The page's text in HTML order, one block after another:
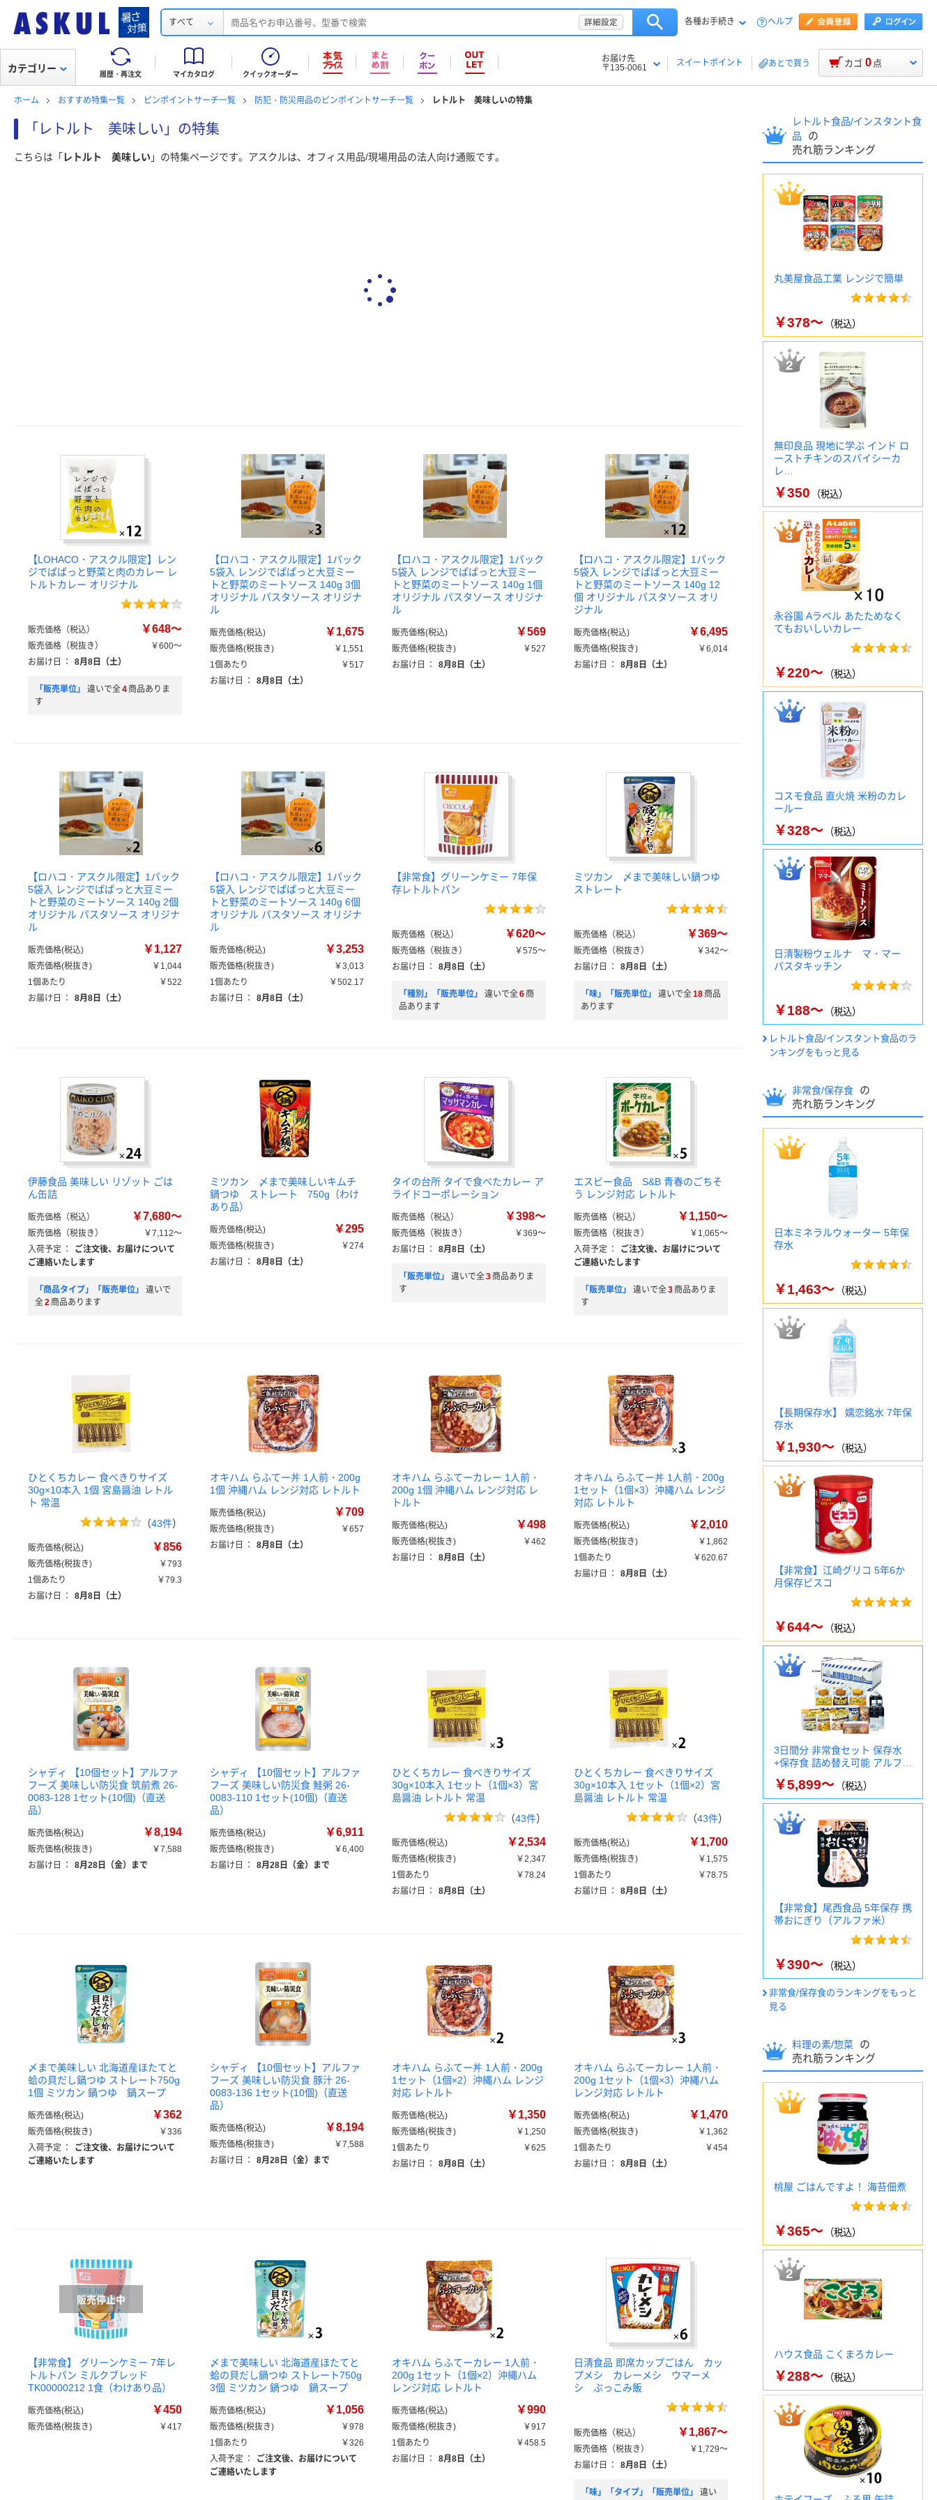
すべて 詳細設定 各種お手続き ヘルプ
履歴・再注文 マイカタログ クイックオーダー
お届け先
〒135-0061
スイートポイント あとで買う
カテゴリー カゴ 0 点
ホーム おすすめ特集一覧 ピンポイントサーチ一覧 防犯・防災用品のピンポイントサーチ一覧 レトルト 美味しいの特集
「レトルト 美味しい」の特集
こちらは「 レトルト 美味しい 」の特集ページです。アスクルは、オフィス用品/現場用品の法人向け通販です。
【LOHACO・アスクル限定】レン
ジでぱぱっと野菜と肉のカレー レ
トルトカレー オリジナル
販売価格（税込） ￥648～
販売価格（税抜き）
￥600～
お届け日
： 8月8日（土）
「販売単位」 違いで全4 商品ありま
す
【ロハコ・アスクル限定】1パック
5袋入 レンジでぱぱっと大豆ミー
トと野菜のミートソース 140g 3個
オリジナル パスタソース オリジナ
ル
販売価格(税込) ￥1,675
販売価格(税抜き)
￥1,551
1個あたり
￥517
お届け日
： 8月8日（土）
【ロハコ・アスクル限定】1パック
5袋入 レンジでぱぱっと大豆ミー
トと野菜のミートソース 140g 1個
オリジナル パスタソース オリジナ
ル
販売価格(税込) ￥569
販売価格(税抜き)
￥527
お届け日
： 8月8日（土）
【ロハコ・アスクル限定】1パック
5袋入 レンジでぱぱっと大豆ミー
トと野菜のミートソース 140g 12
個 オリジナル パスタソース オリ
ジナル
販売価格(税込) ￥6,495
販売価格(税抜き)
￥6,014
お届け日
： 8月8日（土）
【ロハコ・アスクル限定】1パック
5袋入 レンジでぱぱっと大豆ミー
トと野菜のミートソース 140g 2個
オリジナル パスタソース オリジナ
ル
販売価格(税込) ￥1,127
販売価格(税抜き)
￥1,044
1個あたり
￥522
お届け日
： 8月8日（土）
【ロハコ・アスクル限定】1パック
5袋入 レンジでぱぱっと大豆ミー
トと野菜のミートソース 140g 6個
オリジナル パスタソース オリジナ
ル
販売価格(税込) ￥3,253
販売価格(税抜き)
￥3,013
1個あたり
￥502.17
お届け日
： 8月8日（土）
【非常食】グリーンケミー 7年保
存レトルトパン
販売価格（税込） ￥620～
販売価格（税抜き）
￥575～
お届け日
： 8月8日（土）
「種別」「販売単位」 違いで全6 商
品あります
ミツカン 〆まで美味しい鍋つゆ
ストレート
販売価格（税込） ￥369～
販売価格（税抜き）
￥342～
お届け日
： 8月8日（土）
「味」「販売単位」 違いで全18 商品
あります
伊藤食品 美味しい リゾット ごは
ん缶詰
販売価格（税込） ￥7,680～
販売価格（税抜き）
￥7,112～
入荷予定 ：
ご注文後、お届けについて
ご連絡いたします
「商品タイプ」「販売単位」
違いで
全2 商品あります
ミツカン 〆まで美味しいキムチ
鍋つゆ ストレート 750g（わけ
あり品）
販売価格(税込) ￥295
販売価格(税抜き)
￥274
お届け日
： 8月8日（土）
タイの台所 タイで食べたカレー ア
ライドコーポレーション
販売価格（税込） ￥398～
販売価格（税抜き）
￥369～
お届け日
： 8月8日（土）
「販売単位」 違いで全3 商品ありま
す
エスビー食品 S&B 青春のごちそ
う レンジ対応 レトルト
販売価格（税込） ￥1,150～
販売価格（税抜き）
￥1,065～
入荷予定 ：
ご注文後、お届けについて
ご連絡いたします
「販売単位」 違いで全3 商品ありま
す
ひとくちカレー 食べきりサイズ
30g×10本入 1個 宮島醤油 レトル
ト 常温
（43件）
販売価格(税込) ￥856
販売価格(税抜き)
￥793
1個あたり
￥79.3
お届け日
： 8月8日（土）
オキハム らふてー丼 1人前・200g
1個 沖縄ハム レンジ対応 レトルト
販売価格(税込) ￥709
販売価格(税抜き)
￥657
お届け日
： 8月8日（土）
オキハム らふてーカレー 1人前・
200g 1個 沖縄ハム レンジ対応 レ
トルト
販売価格(税込) ￥498
販売価格(税抜き)
￥462
お届け日
： 8月8日（土）
オキハム らふてー丼 1人前・200g
1セット（1個×3）沖縄ハム レンジ
対応 レトルト
販売価格(税込) ￥2,010
販売価格(税抜き)
￥1,862
1個あたり
￥620.67
お届け日
： 8月8日（土）
シャディ 【10個セット】アルファ
フーズ 美味しい防災食 筑前煮 26-
0083-128 1セット(10個)（直送
品）
販売価格(税込) ￥8,194
販売価格(税抜き)
￥7,588
お届け日
： 8月28日（金）まで
シャディ 【10個セット】アルファ
フーズ 美味しい防災食 鮭粥 26-
0083-110 1セット(10個)（直送
品）
販売価格(税込) ￥6,911
販売価格(税抜き)
￥6,400
お届け日
： 8月28日（金）まで
ひとくちカレー 食べきりサイズ
30g×10本入 1セット（1個×3）宮
島醤油 レトルト 常温
（43件）
販売価格(税込) ￥2,534
販売価格(税抜き)
￥2,347
1個あたり
￥78.24
お届け日
： 8月8日（土）
ひとくちカレー 食べきりサイズ
30g×10本入 1セット（1個×2）宮
島醤油 レトルト 常温
（43件）
販売価格(税込) ￥1,700
販売価格(税抜き)
￥1,575
1個あたり
￥78.75
お届け日
： 8月8日（土）
〆まで美味しい 北海道産ほたてと
蛤の貝だし鍋つゆ ストレート750g
1個 ミツカン 鍋つゆ 鍋スープ
販売価格(税込) ￥362
販売価格(税抜き)
￥336
入荷予定 ：
ご注文後、お届けについて
ご連絡いたします
シャディ 【10個セット】アルファ
フーズ 美味しい防災食 豚汁 26-
0083-136 1セット(10個)（直送
品）
販売価格(税込) ￥8,194
販売価格(税抜き)
￥7,588
お届け日
： 8月28日（金）まで
オキハム らふてー丼 1人前・200g
1セット（1個×2）沖縄ハム レンジ
対応 レトルト
販売価格(税込) ￥1,350
販売価格(税抜き)
￥1,250
1個あたり
￥625
お届け日
： 8月8日（土）
オキハム らふてーカレー 1人前・
200g 1セット（1個×3）沖縄ハム
レンジ対応 レトルト
販売価格(税込) ￥1,470
販売価格(税抜き)
￥1,362
1個あたり
￥454
お届け日
： 8月8日（土）
【非常食】 グリーンケミー 7年レ
トルトパン ミルクブレッド
TK00000212 1食（わけあり品）
販売価格(税込) ￥450
販売価格(税抜き) ￥417
〆まで美味しい 北海道産ほたてと
蛤の貝だし鍋つゆ ストレート750g
3個 ミツカン 鍋つゆ 鍋スープ
販売価格(税込) ￥1,056
販売価格(税抜き)
￥978
1個あたり
￥326
入荷予定 ：
ご注文後、お届けについて
ご連絡いたします
オキハム らふてーカレー 1人前・
200g 1セット（1個×2）沖縄ハム
レンジ対応 レトルト
販売価格(税込) ￥990
販売価格(税抜き)
￥917
1個あたり
￥458.5
お届け日
： 8月8日（土）
日清食品 即席カップごはん カッ
プメシ カレーメシ ウマーメ
シ ぶっこみ飯
販売価格（税込） ￥1,867～
販売価格（税抜き）
￥1,729～
お届け日
： 8月8日（土）
「味」「タイプ」「販売単位」 違い
レトルト食品/インスタント食
品
の
売れ筋ランキング
丸美屋食品工業 レンジで簡単
￥378～ （税込）
無印良品 現地に学ぶ インド ロ
ーストチキンのスパイシーカ
レ…
￥350 （税込）
永谷園 Aラベル あたためなく
てもおいしいカレー
￥220～ （税込）
コスモ食品 直火焼 米粉のカレ
ールー
￥328～ （税込）
日清製粉ウェルナ マ・マー
パスタキッチン
￥188～ （税込）
レトルト食品/インスタント食品のラ
ンキングをもっと見る
非常食/保存食
の
売れ筋ランキング
日本ミネラルウォーター 5年保
存水
￥1,463～ （税込）
【長期保存水】 嬬恋銘水 7年保
存水
￥1,930～ （税込）
【非常食】江崎グリコ 5年6か
月保存ビスコ
￥644～ （税込）
3日間分 非常食セット 保存水
+保存食 詰め替え可能 アルフ…
￥5,899～ （税込）
【非常食】尾西食品 5年保存 携
帯おにぎり（アルファ米）
￥390～ （税込）
非常食/保存食のランキングをもっと
見る
料理の素/惣菜
の
売れ筋ランキング
桃屋 ごはんですよ！ 海苔佃煮
￥365～ （税込）
ハウス食品 こくまろカレー
￥288～ （税込）